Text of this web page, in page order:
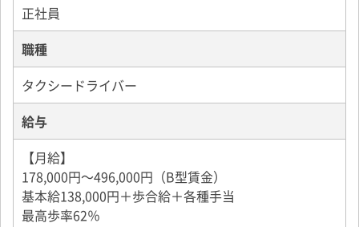
【防犯バッチリ】
車外、車内両用のドライブレコーダーが全車に搭載さ
れていますので防犯効果抜群！
もちろん運転席の後ろには防護板が設置されていま
す。
さらに緊急時には、緊急ボタンを押すことにより無線
センターと警察の両方に通報されますので速やかな対
処が可能です！
正社員
職種
タクシードライバー
給与
【月給】
178,000円～496,000円（B型賃金）
基本給138,000円＋歩合給＋各種手当
最高歩率62％